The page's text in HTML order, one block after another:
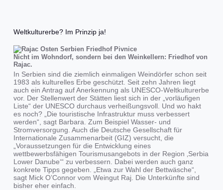
Weltkulturerbe? Im Prinzip ja!
Nicht im Wohndorf, sondern bei den Weinkellern: Friedhof von
Rajac.
In Serbien sind die ziemlich einmaligen Weindörfer schon seit
1983 als kulturelles Erbe geschützt. Seit zehn Jahren liegt
auch ein Antrag auf Anerkennung als UNESCO-Weltkulturerbe
vor. Der Stellenwert der Stätten liest sich in der „vorläufigen
Liste“ der UNESCO durchaus verheißungsvoll. Und wo hakt
es noch? „Die touristische Infrastruktur muss verbessert
werden“, sagt Barbara. Zum Beispiel Wasser- und
Stromversorgung. Auch die Deutsche Gesellschaft für
Internationale Zusammenarbeit (GIZ) versucht, die
„Voraussetzungen für die Entwicklung eines
wettbewerbsfähigen Tourismusangebots in der Region ‚Serbia
Lower Danube‘“ zu verbessern. Dabei werden auch ganz
konkrete Tipps gegeben. „Etwa zur Wahl der Bettwäsche“,
sagt Mick O’Connor vom Weingut Raj. Die Unterkünfte sind
bisher eher einfach.